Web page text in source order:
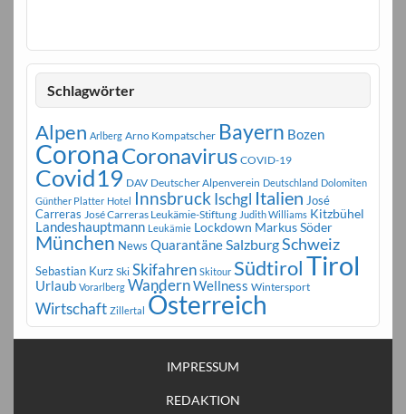
Schlagwörter
Alpen Arlberg Arno Kompatscher Bayern Bozen
CoronaCoronavirus COVID-19
Covid19 DAV Deutscher Alpenverein Deutschland Dolomiten
Günther Platter Hotel Innsbruck Ischgl Italien José
Carreras José Carreras Leukämie-Stiftung Judith Williams Kitzbühel
Landeshauptmann Leukämie Lockdown Markus Söder
München News QuarantäneSalzburgSchweiz
Sebastian Kurz Ski Skifahren Skitour SüdtirolTirol
Urlaub Vorarlberg WandernWellness Wintersport
Wirtschaft Zillertal Österreich
IMPRESSUM
REDAKTION